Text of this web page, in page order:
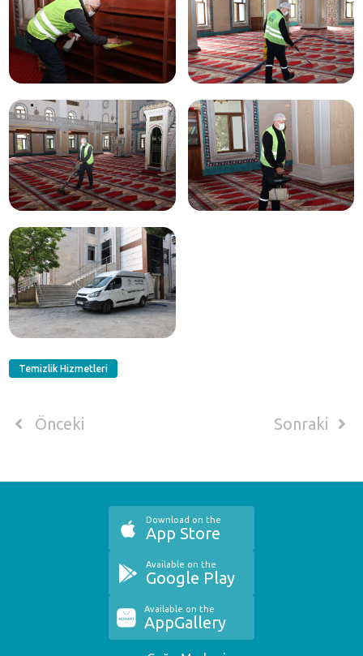
Temizlik Hizmetleri
Önceki Sonraki
Download on the
App Store
Available on the
Google Play
Available on the
AppGallery